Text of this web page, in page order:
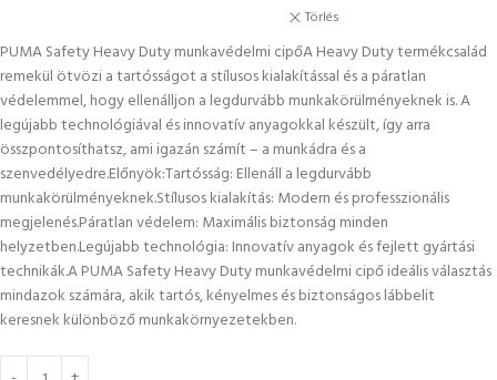
Törlés
PUMA Safety Heavy Duty munkavédelmi cipőA Heavy Duty termékcsalád
remekül ötvözi a tartósságot a stílusos kialakítással és a páratlan
védelemmel, hogy ellenálljon a legdurvább munkakörülményeknek is. A
legújabb technológiával és innovatív anyagokkal készült, így arra
összpontosíthatsz, ami igazán számít – a munkádra és a
szenvedélyedre.Előnyök:Tartósság: Ellenáll a legdurvább
munkakörülményeknek.Stílusos kialakítás: Modern és professzionális
megjelenés.Páratlan védelem: Maximális biztonság minden
helyzetben.Legújabb technológia: Innovatív anyagok és fejlett gyártási
technikák.A PUMA Safety Heavy Duty munkavédelmi cipő ideális választás
mindazok számára, akik tartós, kényelmes és biztonságos lábbelit
keresnek különböző munkakörnyezetekben.